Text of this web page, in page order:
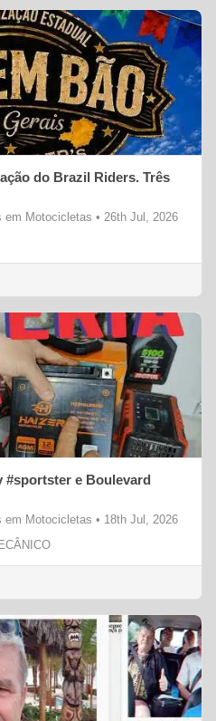
do Brazil Riders. Três
em Motocicletas • 26th Jul, 2026
#sportster e Boulevard
em Motocicletas • 18th Jul, 2026